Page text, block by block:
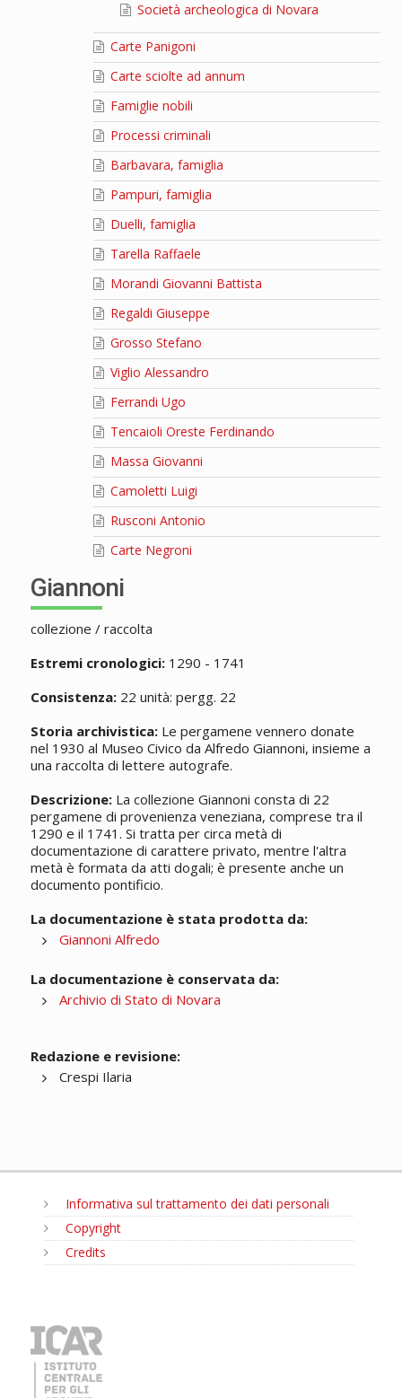
Società archeologica di Novara
Carte Panigoni
Carte sciolte ad annum
Famiglie nobili
Processi criminali
Barbavara, famiglia
Pampuri, famiglia
Duelli, famiglia
Tarella Raffaele
Morandi Giovanni Battista
Regaldi Giuseppe
Grosso Stefano
Viglio Alessandro
Ferrandi Ugo
Tencaioli Oreste Ferdinando
Massa Giovanni
Camoletti Luigi
Rusconi Antonio
Carte Negroni
Giannoni
collezione / raccolta
Estremi cronologici:1290 - 1741
Consistenza:22 unità: pergg. 22
Storia archivistica:Le pergamene vennero donate
nel 1930 al Museo Civico da Alfredo Giannoni, insieme a
una raccolta di lettere autografe.
Descrizione:La collezione Giannoni consta di 22
pergamene di provenienza veneziana, comprese tra il
1290 e il 1741. Si tratta per circa metà di
documentazione di carattere privato, mentre l'altra
metà è formata da atti dogali; è presente anche un
documento pontificio.
La documentazione è stata prodotta da:
Giannoni Alfredo
La documentazione è conservata da:
Archivio di Stato di Novara
Redazione e revisione:
Crespi Ilaria
Informativa sul trattamento dei dati personali
Copyright
Credits